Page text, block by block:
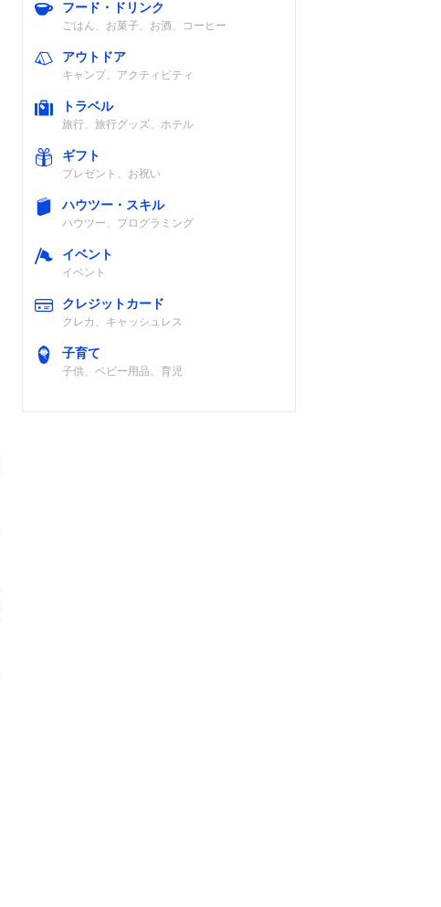
フード・ドリンク
ごはん、お菓子、お酒、コーヒー
アウトドア
キャンプ、アクティビティ
トラベル
旅行、旅行グッズ、ホテル
ギフト
プレゼント、お祝い
ハウツー・スキル
ハウツー、プログラミング
イベント
イベント
クレジットカード
クレカ、キャッシュレス
子育て
子供、ベビー用品、育児